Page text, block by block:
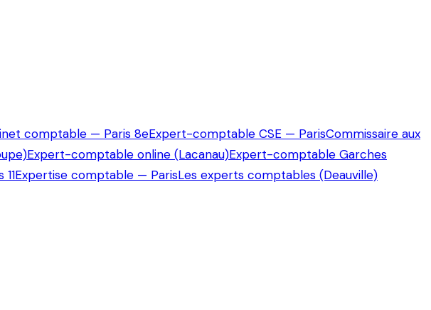
comptable — Paris 8eExpert-comptable CSE — ParisCommissaire aux
Expert-comptable online (Lacanau)Expert-comptable Garches
Expertise comptable — ParisLes experts comptables (Deauville)